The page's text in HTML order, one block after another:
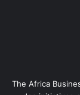
The Africa